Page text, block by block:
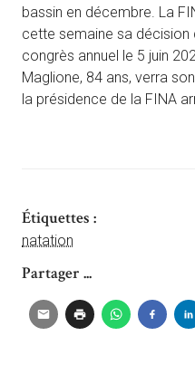
bassin en décembre. La
cette semaine sa décision
congrès annuel le 5 juin
Maglione, 84 ans, verra
la présidence de la FINA
Étiquettes :
natation
Partager ...